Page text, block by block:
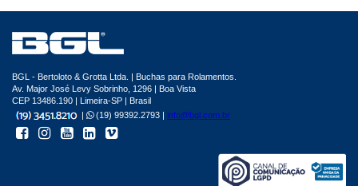
BGL - Bertoloto & Grotta Ltda. | Buchas para Rolamentos.
Av. Major José Levy Sobrinho, 1296 | Boa Vista
CEP 13486.190 | Limeira-SP | Brasil
|
(19) 99392.2793 | info@bgl.com.br